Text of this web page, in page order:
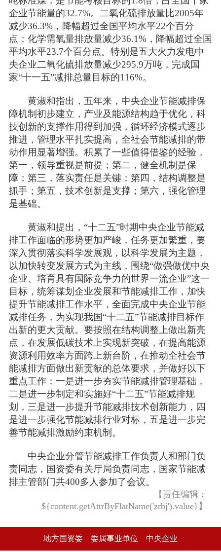
企业节能量的32.7%。二氧化硫排放量比2005年
减少36.3%，降幅超过全国平均水平22个百分
点；化学需氧量排放量减少36.1%，降幅超过全国
平均水平23.7个百分点。特别是五大火力发电中
央企业二氧化硫排放量减少295.9万吨，完成国
家“十一五”减排总量目标的116%。
黄淑和指出，五年来，中央企业节能减排保
障机制初步建立，产业及能源结构趋于优化，科
技创新的支撑作用得到加强，循环经济模式逐步
推进，管理水平扎实提高，全社会节能减排的带
动作用显著增强。积累了一些值得借鉴的经验，
第一，领导重视是前提；第二，健全机制是保
障；第三，落实责任是关键；第四，结构调整是
抓手；第五，技术创新是支撑；第六，强化管理
是基础。
黄淑和提出，“十二五”时期中央企业节能减
排工作面临的形势更加严峻，任务更加繁重，要
深入贯彻落实科学发展观，以科学发展为主题，
以加快转变发展方式为主线，围绕“做强做优中央
企业、培育具有国际竞争力的世界一流企业”这一
目标，统筹谋划企业发展和节能减排工作，加快
提升节能减排工作水平，全面完成中央企业节能
减排任务，为实现我国“十二五”节能减排目标作
出新的更大贡献。要按照在结构调整上做出新亮
点，在发展低碳技术上实现新突破，在提高能源
资源利用效率方面跨上新台阶，在推动全社会节
能减排方面做出新贡献的总体要求，并做好以下
重点工作：一是进一步夯实节能减排管理基础，
二是进一步制定和实施好“十二五”节能减排规
划，三是进一步提升节能减排技术创新能力，四
是进一步强化节能减排行业对标，五是进一步完
善节能减排激励约束机制。
中央企业分管节能减排工作负责人和部门负
责同志，国资委有关厅局负责同志，国家节能减
排主管部门共400多人参加了会议。
【责任编辑：
${content.getAttrByFlatName('zrbj').value}】
地方国资委 委属事业单位 中央企业